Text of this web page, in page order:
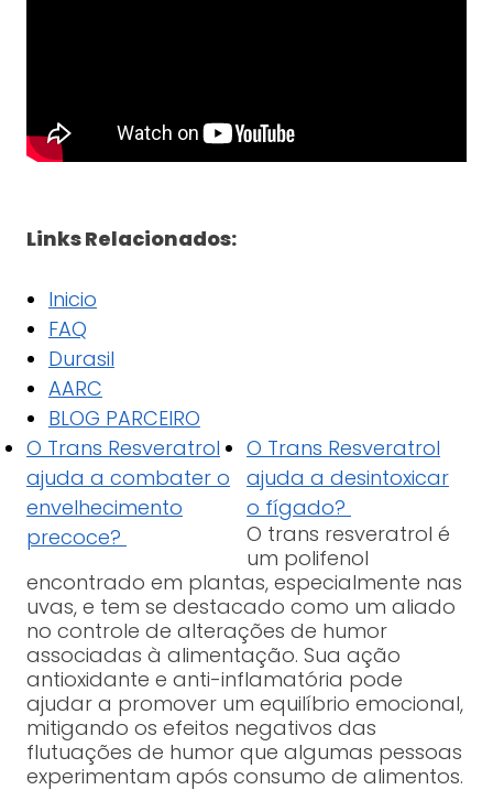
Links Relacionados:
Inicio
FAQ
Durasil
AARC
BLOG PARCEIRO
O Trans Resveratrol
ajuda a combater o
envelhecimento
precoce?
O Trans Resveratrol
ajuda a desintoxicar
o fígado?
O trans resveratrol é
um polifenol
encontrado em plantas, especialmente nas
uvas, e tem se destacado como um aliado
no controle de alterações de humor
associadas à alimentação. Sua ação
antioxidante e anti-inflamatória pode
ajudar a promover um equilíbrio emocional,
mitigando os efeitos negativos das
flutuações de humor que algumas pessoas
experimentam após consumo de alimentos.